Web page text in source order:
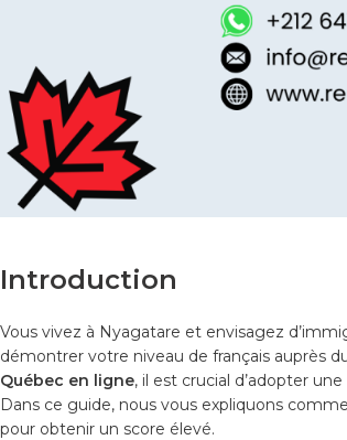
Introduction
Vous vivez à Nyagatare et envisagez
démontrer votre niveau de français auprès
Québec en ligne, il est crucial d’adopter
Dans ce guide, nous vous expliquons
pour obtenir un score élevé.